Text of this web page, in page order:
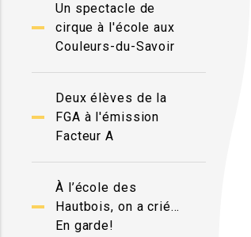
Un spectacle de
cirque à l'école aux
Couleurs-du-Savoir
Deux élèves de la
FGA à l'émission
Facteur A
À l’école des
Hautbois, on a crié…
En garde!